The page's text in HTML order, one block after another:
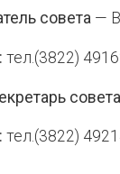
совета —
тел.(3822)
совета
тел.(3822)